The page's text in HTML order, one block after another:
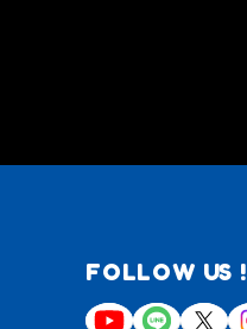
FOLLOW US !